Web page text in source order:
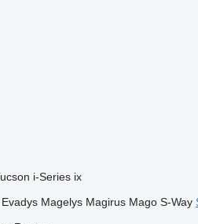
i-Series ix
Evadys Magelys Magirus Mago S-Way